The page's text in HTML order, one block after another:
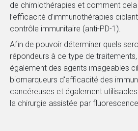
de chimiothérapies et comment
l’efficacité d’immunothérapies
contrôle immunitaire (anti-PD-1).
Afin de pouvoir déterminer quels
répondeurs à ce type de
également des agents imageables
biomarqueurs d'efficacité des
cancéreuses et également
la chirurgie assistée par